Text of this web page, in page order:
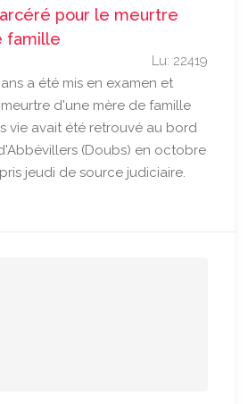
pour le meurtre
famille
Lu: 22419
a été mis en examen et
d'une mère de famille
vie avait été retrouvé au bord
(Doubs) en octobre
jeudi de source judiciaire.